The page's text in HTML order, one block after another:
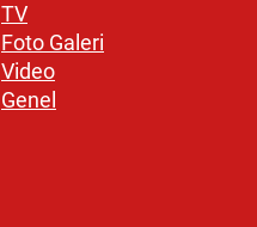
TV
Foto Galeri
Video
Genel